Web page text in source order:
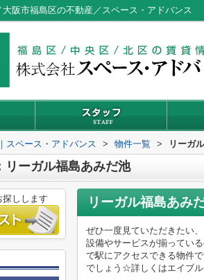
大阪市福島区の不動産／スペース・アドバンス
スペース・アドバンス > 物件一覧 > リーガ
リーガル福島あみだ池
リーガル福島あみ
ぜひ一度見ていただきたい
設備やサービスが揃ってい
で駅にアクセスできる物件
でしょう☆詳しくはエイブ
しします